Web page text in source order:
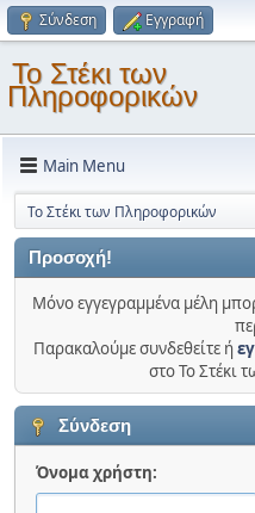
Σύνδεση Εγγραφή
Το Στέκι των
Πληροφορικών
Main Menu
Το Στέκι των Πληροφορικών
Προσοχή!
Μόνο εγγεγραμμένα μέλη
Παρακαλούμε συνδεθείτε ή
στο Το Στέκι
Σύνδεση
Όνομα χρήστη: